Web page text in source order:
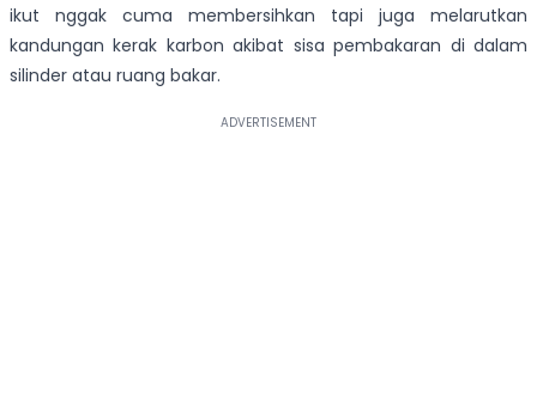
ikut nggak cuma membersihkan tapi juga melarutkan
kandungan kerak karbon akibat sisa pembakaran di dalam
silinder atau ruang bakar.